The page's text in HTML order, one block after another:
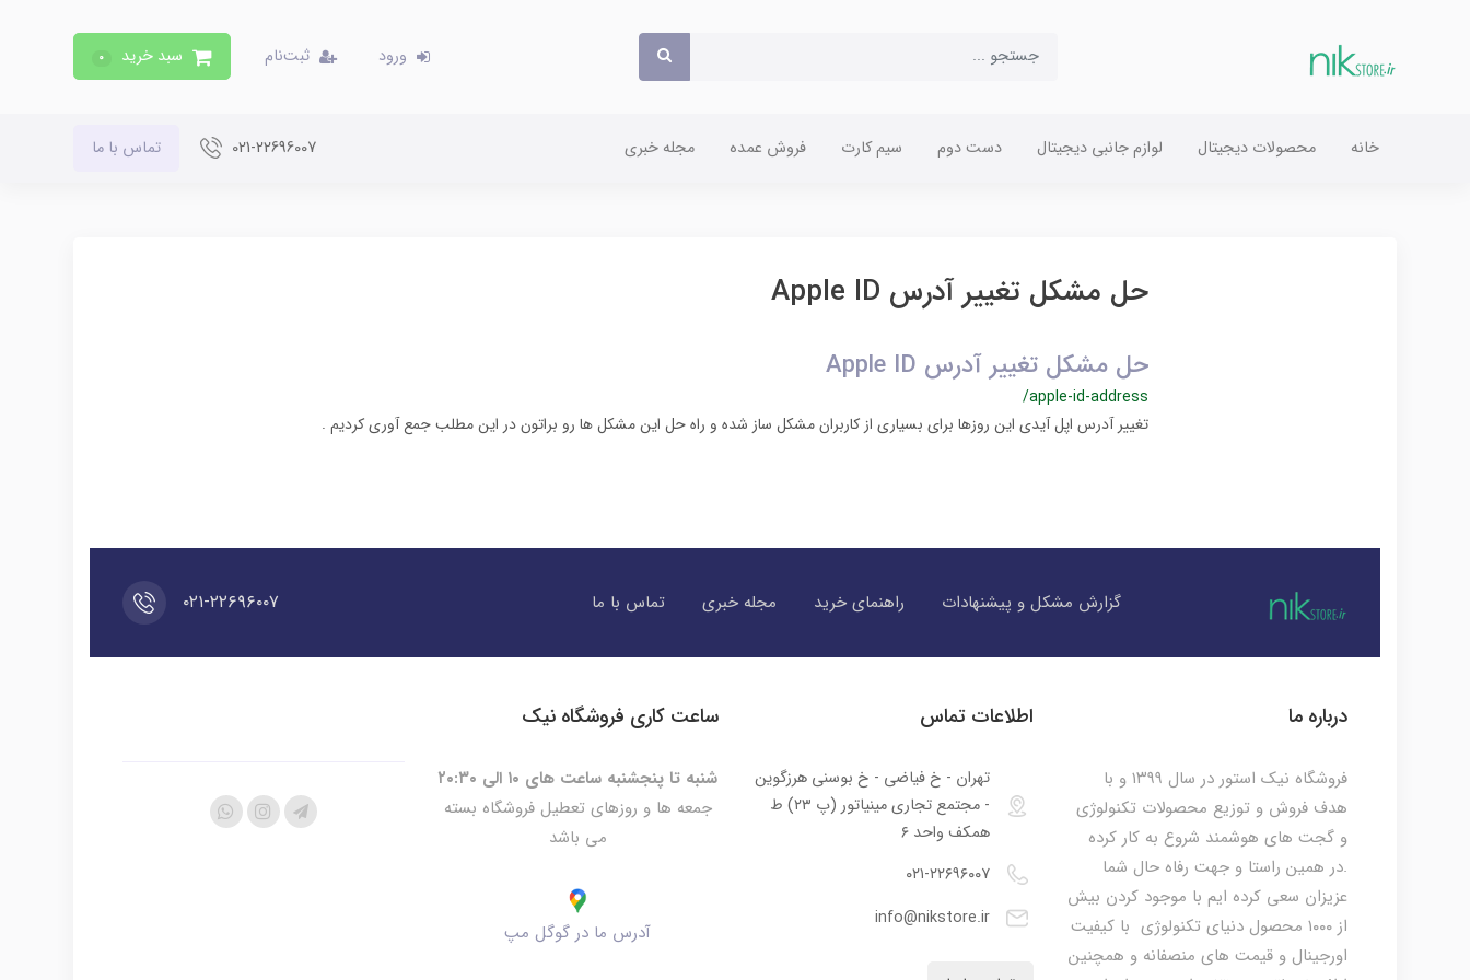
ورود ثبت‌نام سبد خرید 0
خانه محصولات دیجیتال لوازم جانبی دیجیتال دست دوم سیم کارت فروش عمده مجله خبری 021-22696007 تماس با ما
حل مشکل تغییر آدرس Apple ID
حل مشکل تغییر آدرس Apple ID
/apple-id-address
تغییر آدرس اپل آیدی این روزها برای بسیاری از کاربران مشکل ساز شده و راه حل این مشکل ها رو براتون در این مطلب جمع آوری کردیم .
گزارش مشکل و پیشنهادات راهنمای خرید مجله خبری تماس با ما ۰۲۱-۲۲۶۹۶۰۰۷
درباره ما
فروشگاه نیک استور در سال ۱۳۹۹ و با
هدف فروش و توزیع محصولات تکنولوژی
و گجت های هوشمند شروع به کار کرده
.در همین راستا و جهت رفاه حال شما
عزیزان سعی کرده ایم با موجود کردن بیش
از ۱۰۰۰ محصول دنیای تکنولوژی با کیفیت
اورجینال و قیمت های منصفانه و همچنین
اطلاعات تماس
تهران - خ فیاضی - خ بوسنی هرزگوین
- مجتمع تجاری مینیاتور (پ ۲۳) ط
همکف واحد ۶
۰۲۱-۲۲۶۹۶۰۰۷
info@nikstore.ir
ساعت کاری فروشگاه نیک
شنبه تا پنجشنبه ساعت های ۱۰ الی ۲۰:۳۰
جمعه ها و روزهای تعطیل فروشگاه بسته
می باشد
آدرس ما در گوگل مپ